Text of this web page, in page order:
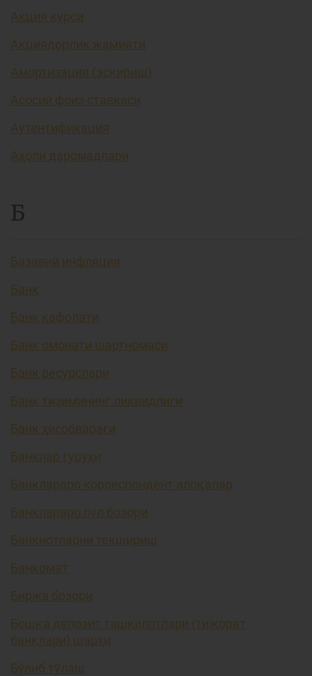
Акция курси
Акциядорлик жамияти
Амортизация (эскириш)
Асосий фоиз ставкаси
Аутентификация
Аҳоли даромадлари
Б
Базавий инфляция
Банк
Банк кафолати
Банк омонати шартномаси
Банк ресурслари
Банк тизимининг ликвидлиги
Банк ҳисобварағи
Банклар гуруҳи
Банклараро корреспондент алоқалар
Банклараро пул бозори
Банкнотларни текшириш
Банкомат
Биржа бозори
Бошқа депозит ташкилотлари (тижорат
банклари) шарҳи
Бўлиб тўлаш